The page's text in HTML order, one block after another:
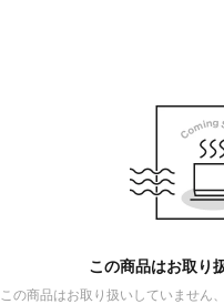
この商品はお取り
この商品はお取り扱いしていません